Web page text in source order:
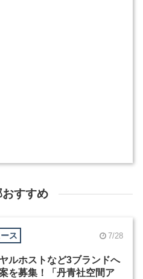
すすめ
ス 7/28
ルホストなど3ブランドへ
を募集！「丹青社空間ア